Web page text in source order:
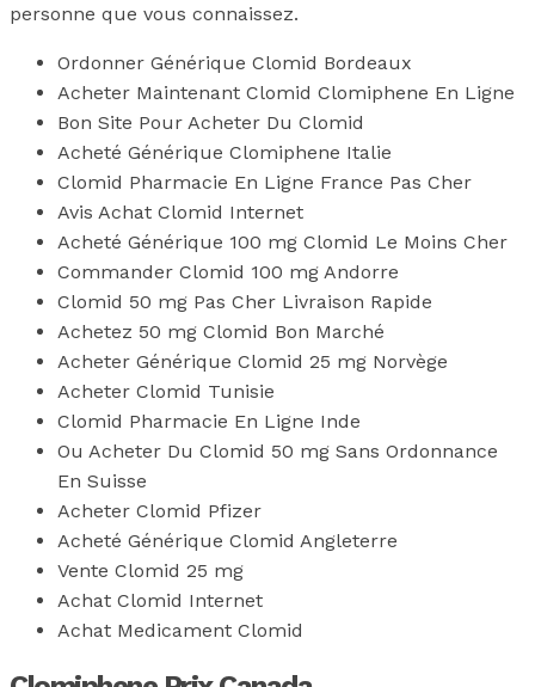
personne que vous connaissez.
Ordonner Générique Clomid Bordeaux
Acheter Maintenant Clomid Clomiphene En Ligne
Bon Site Pour Acheter Du Clomid
Acheté Générique Clomiphene Italie
Clomid Pharmacie En Ligne France Pas Cher
Avis Achat Clomid Internet
Acheté Générique 100 mg Clomid Le Moins Cher
Commander Clomid 100 mg Andorre
Clomid 50 mg Pas Cher Livraison Rapide
Achetez 50 mg Clomid Bon Marché
Acheter Générique Clomid 25 mg Norvège
Acheter Clomid Tunisie
Clomid Pharmacie En Ligne Inde
Ou Acheter Du Clomid 50 mg Sans Ordonnance
En Suisse
Acheter Clomid Pfizer
Acheté Générique Clomid Angleterre
Vente Clomid 25 mg
Achat Clomid Internet
Achat Medicament Clomid